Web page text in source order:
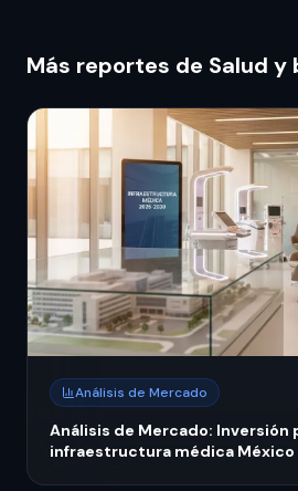
Más reportes de Salud y
Análisis de Mercado
Análisis de Mercado: Inversión
infraestructura médica